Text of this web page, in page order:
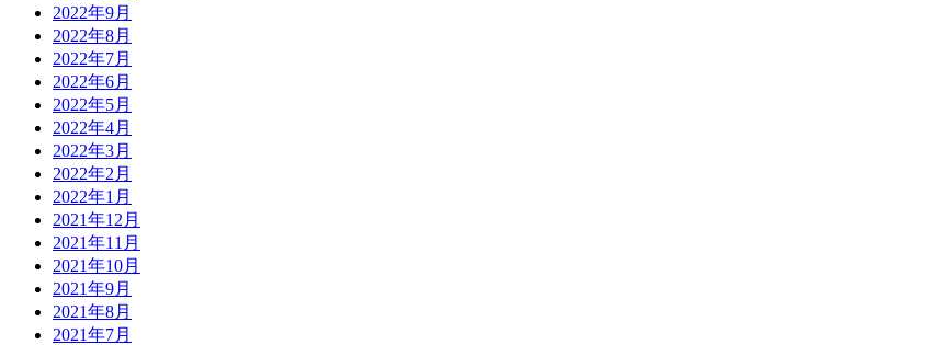
2022年9月
2022年8月
2022年7月
2022年6月
2022年5月
2022年4月
2022年3月
2022年2月
2022年1月
2021年12月
2021年11月
2021年10月
2021年9月
2021年8月
2021年7月